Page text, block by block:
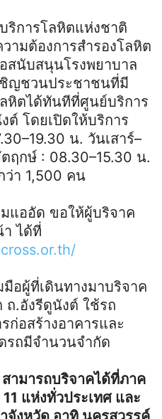
ริการโลหิตแห่งชาติ
ามต้องการสำรองโลหิต
อสนับสนุนโรงพยาบาล
ญชวนประชาชนที่มี
หิตได้ทันทีที่ศูนย์บริการ
ต์ โดยเปิดให้บริการ
น. วันเสาร์–
ฤกษ์ : 08.30–15.30 น.
ว่า 1,500 คน
แออัด ขอให้ผู้บริจาค
า ได้ที่
อผู้ที่เดินทางมาบริจาค
.อังรีดูนังต์ ใช้รถ
ก่อสร้างอาคารและ
รถมีจำนวนจำกัด
ามารถบริจาคได้ที่ภาค
แห่งทั่วประเทศ และ